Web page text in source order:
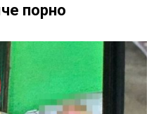
порно